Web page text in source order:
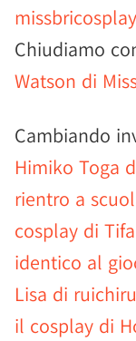
Chiudiamo
Watson di
Cambiando
Himiko Toga
rientro a
cosplay di
identico al
Lisa di
il cosplay di